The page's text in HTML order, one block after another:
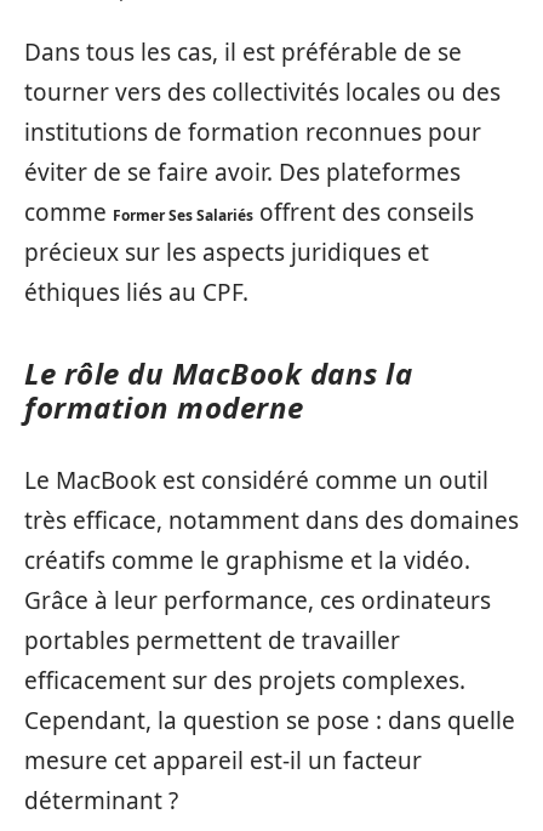
Dans tous les cas, il est préférable de se
tourner vers des collectivités locales ou des
institutions de formation reconnues pour
éviter de se faire avoir. Des plateformes
comme Former Ses Salariés offrent des conseils
précieux sur les aspects juridiques et
éthiques liés au CPF.
Le rôle du MacBook dans la
formation moderne
Le MacBook est considéré comme un outil
très efficace, notamment dans des domaines
créatifs comme le graphisme et la vidéo.
Grâce à leur performance, ces ordinateurs
portables permettent de travailler
efficacement sur des projets complexes.
Cependant, la question se pose : dans quelle
mesure cet appareil est-il un facteur
déterminant ?